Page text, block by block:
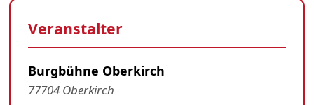
Veranstalter
Burgbühne Oberkirch
77704 Oberkirch